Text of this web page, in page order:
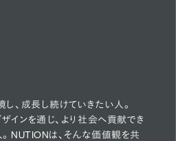
Us🤝
、成長し続けていきたい人。
ザインを通じ、より社会へ貢献でき
NUTIONは、そんな価値観を共